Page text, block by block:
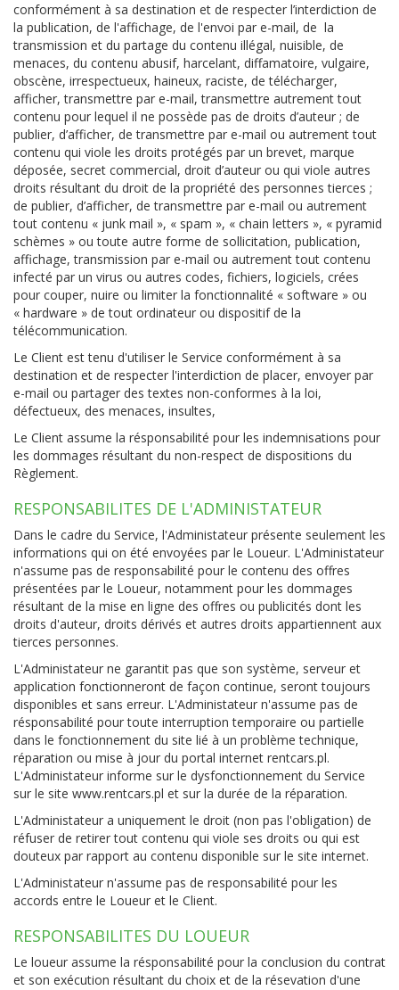
conformément à sa destination et de respecter l’interdiction de
la publication, de l'affichage, de l'envoi par e-mail, de la
transmission et du partage du contenu illégal, nuisible, de
menaces, du contenu abusif, harcelant, diffamatoire, vulgaire,
obscène, irrespectueux, haineux, raciste, de télécharger,
afficher, transmettre par e-mail, transmettre autrement tout
contenu pour lequel il ne possède pas de droits d’auteur ; de
publier, d’afficher, de transmettre par e-mail ou autrement tout
contenu qui viole les droits protégés par un brevet, marque
déposée, secret commercial, droit d’auteur ou qui viole autres
droits résultant du droit de la propriété des personnes tierces ;
de publier, d’afficher, de transmettre par e-mail ou autrement
tout contenu « junk mail », « spam », « chain letters », « pyramid
schèmes » ou toute autre forme de sollicitation, publication,
affichage, transmission par e-mail ou autrement tout contenu
infecté par un virus ou autres codes, fichiers, logiciels, crées
pour couper, nuire ou limiter la fonctionnalité « software » ou
« hardware » de tout ordinateur ou dispositif de la
télécommunication.
Le Client est tenu d'utiliser le Service conformément à sa
destination et de respecter l'interdiction de placer, envoyer par
e-mail ou partager des textes non-conformes à la loi,
défectueux, des menaces, insultes,
Le Client assume la résponsabilité pour les indemnisations pour
les dommages résultant du non-respect de dispositions du
Règlement.
RESPONSABILITES DE L'ADMINISTATEUR
Dans le cadre du Service, l'Administateur présente seulement les
informations qui on été envoyées par le Loueur. L'Administateur
n'assume pas de responsabilité pour le contenu des offres
présentées par le Loueur, notamment pour les dommages
résultant de la mise en ligne des offres ou publicités dont les
droits d'auteur, droits dérivés et autres droits appartiennent aux
tierces personnes.
L'Administateur ne garantit pas que son système, serveur et
application fonctionneront de façon continue, seront toujours
disponibles et sans erreur. L'Administateur n'assume pas de
résponsabilité pour toute interruption temporaire ou partielle
dans le fonctionnement du site lié à un problème technique,
réparation ou mise à jour du portal internet rentcars.pl.
L'Administateur informe sur le dysfonctionnement du Service
sur le site www.rentcars.pl et sur la durée de la réparation.
L'Administateur a uniquement le droit (non pas l'obligation) de
réfuser de retirer tout contenu qui viole ses droits ou qui est
douteux par rapport au contenu disponible sur le site internet.
L'Administateur n'assume pas de responsabilité pour les
accords entre le Loueur et le Client.
RESPONSABILITES DU LOUEUR
Le loueur assume la résponsabilité pour la conclusion du contrat
et son exécution résultant du choix et de la résevation d'une